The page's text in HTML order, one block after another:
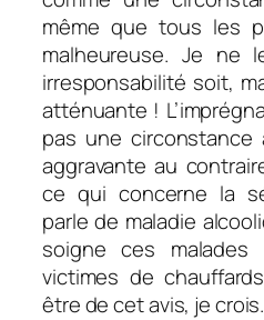
même que tous les
malheureuse. Je ne
irresponsabilité soit,
atténuante !
pas une
aggravante au
ce qui concerne la
parle de maladie
soigne ces
victimes de
être de cet avis, je crois.